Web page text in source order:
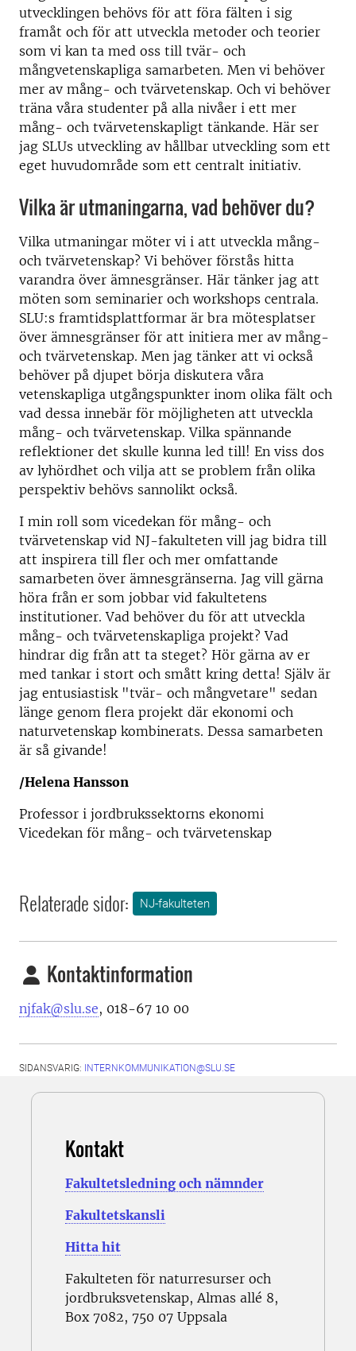
utvecklingen behövs för att föra fälten i sig
framåt och för att utveckla metoder och teorier
som vi kan ta med oss till tvär- och
mångvetenskapliga samarbeten. Men vi behöver
mer av mång- och tvärvetenskap. Och vi behöver
träna våra studenter på alla nivåer i ett mer
mång- och tvärvetenskapligt tänkande. Här ser
jag SLUs utveckling av hållbar utveckling som ett
eget huvudområde som ett centralt initiativ.
Vilka är utmaningarna, vad behöver du?
Vilka utmaningar möter vi i att utveckla mång-
och tvärvetenskap? Vi behöver förstås hitta
varandra över ämnesgränser. Här tänker jag att
möten som seminarier och workshops centrala.
SLU:s framtidsplattformar är bra mötesplatser
över ämnesgränser för att initiera mer av mång-
och tvärvetenskap. Men jag tänker att vi också
behöver på djupet börja diskutera våra
vetenskapliga utgångspunkter inom olika fält och
vad dessa innebär för möjligheten att utveckla
mång- och tvärvetenskap. Vilka spännande
reflektioner det skulle kunna led till! En viss dos
av lyhördhet och vilja att se problem från olika
perspektiv behövs sannolikt också.
I min roll som vicedekan för mång- och
tvärvetenskap vid NJ-fakulteten vill jag bidra till
att inspirera till fler och mer omfattande
samarbeten över ämnesgränserna. Jag vill gärna
höra från er som jobbar vid fakultetens
institutioner. Vad behöver du för att utveckla
mång- och tvärvetenskapliga projekt? Vad
hindrar dig från att ta steget? Hör gärna av er
med tankar i stort och smått kring detta! Själv är
jag entusiastisk "tvär- och mångvetare" sedan
länge genom flera projekt där ekonomi och
naturvetenskap kombinerats. Dessa samarbeten
är så givande!
/Helena Hansson
Professor i jordbrukssektorns ekonomi
Vicedekan för mång- och tvärvetenskap
Relaterade sidor: NJ-fakulteten
Kontaktinformation
njfak@slu.se, 018-67 10 00
SIDANSVARIG: INTERNKOMMUNIKATION@SLU.SE
Kontakt
Fakultetsledning och nämnder
Fakultetskansli
Hitta hit
Fakulteten för naturresurser och
jordbruksvetenskap, Almas allé 8,
Box 7082, 750 07 Uppsala